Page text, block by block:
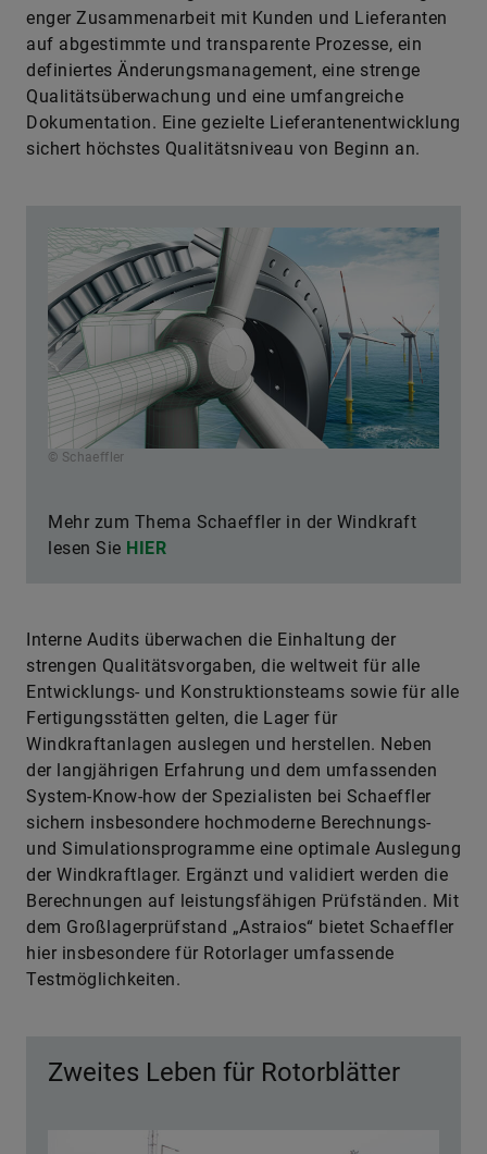
enger Zusammenarbeit mit Kunden und Lieferanten
auf abgestimmte und transparente Prozesse, ein
definiertes Änderungsmanagement, eine strenge
Qualitätsüberwachung und eine umfangreiche
Dokumentation. Eine gezielte Lieferantenentwicklung
sichert höchstes Qualitätsniveau von Beginn an.
© Schaeffler
Mehr zum Thema Schaeffler in der Windkraft
lesen Sie HIER
Interne Audits überwachen die Einhaltung der
strengen Qualitätsvorgaben, die weltweit für alle
Entwicklungs- und Konstruktionsteams sowie für alle
Fertigungsstätten gelten, die Lager für
Windkraftanlagen auslegen und herstellen. Neben
der langjährigen Erfahrung und dem umfassenden
System-Know-how der Spezialisten bei Schaeffler
sichern insbesondere hochmoderne Berechnungs-
und Simulationsprogramme eine optimale Auslegung
der Windkraftlager. Ergänzt und validiert werden die
Berechnungen auf leistungsfähigen Prüfständen. Mit
dem Großlagerprüfstand „Astraios“ bietet Schaeffler
hier insbesondere für Rotorlager umfassende
Testmöglichkeiten.
Zweites Leben für Rotorblätter